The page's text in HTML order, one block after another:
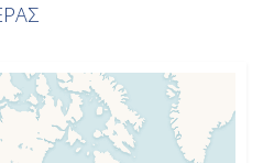
Τζούνο ( Αλάσκα ), Η.Π.Α.
13:00
22:00